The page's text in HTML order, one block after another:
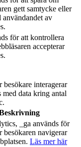
gett samtycke eller
av
för att kontrollera
accepterar
interagerar
med data kring antal
_ga används för
besökaren navigerar
Läs mer här